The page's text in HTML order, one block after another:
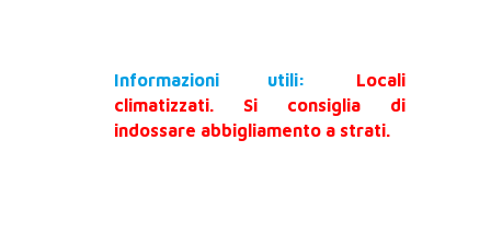
Informazioni utili:
Locali
climatizzati. Si consiglia di
indossare abbigliamento a strati.